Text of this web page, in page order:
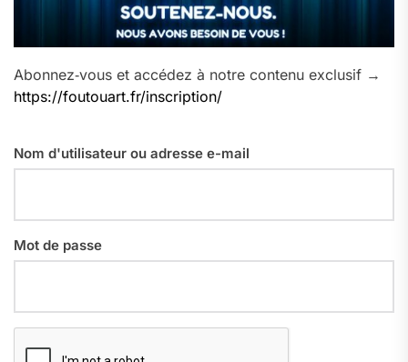
Abonnez‑vous et accédez à notre contenu exclusif →
https://foutouart.fr/inscription/
Nom d'utilisateur ou adresse e-mail
Mot de passe